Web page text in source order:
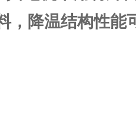
，降温结构性能